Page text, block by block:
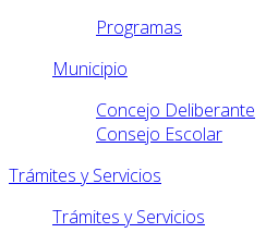
Programas
Municipio
Concejo Deliberante
Consejo Escolar
Trámites y Servicios
Trámites y Servicios